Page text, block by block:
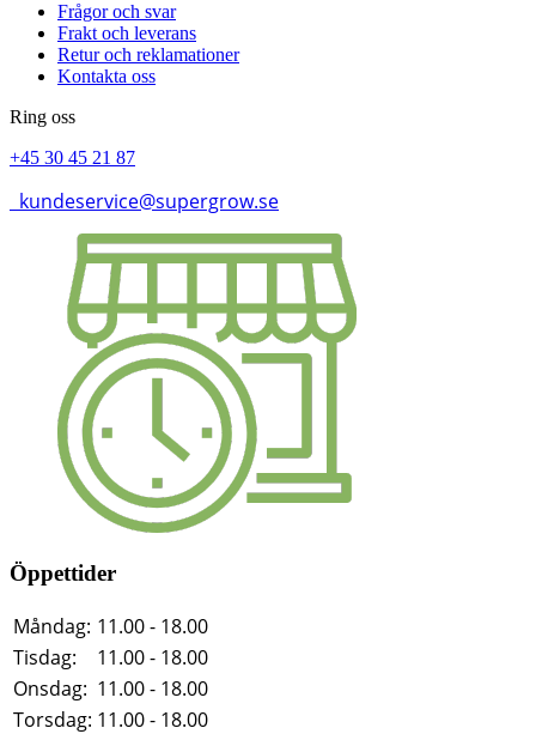
Frågor och svar
Frakt och leverans
Retur och reklamationer
Kontakta oss
Ring oss
+45 30 45 21 87
kundeservice@supergrow.se
Öppettider
Måndag: 11.00 - 18.00
Tisdag:
11.00 - 18.00
Onsdag: 11.00 - 18.00
Torsdag: 11.00 - 18.00